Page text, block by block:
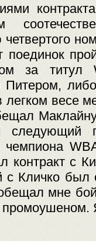
поединок
за титул
весе
чемпиона
контракт с
с Кличко
мне